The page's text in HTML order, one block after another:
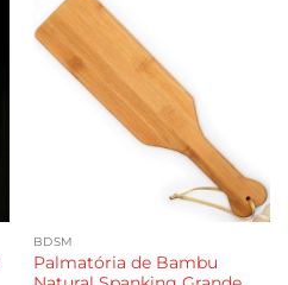
BDSM
Palmatória de Bambu